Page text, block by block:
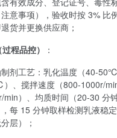
意事项），验收时按 3% 比
货并更换供应商；
程品控）
：
剂工艺：乳化温度（40-
、搅拌速度（800-1000r/
min）、均质时间（20-30 分
每 15 分钟取样检测乳液稳
层）；